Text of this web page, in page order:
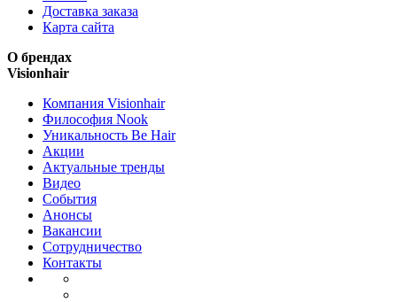
Доставка заказа
Карта сайта
О брендах
Visionhair
Компания Visionhair
Философия Nook
Уникальность Be Hair
Акции
Актуальные тренды
Видео
События
Анонсы
Вакансии
Сотрудничество
Контакты